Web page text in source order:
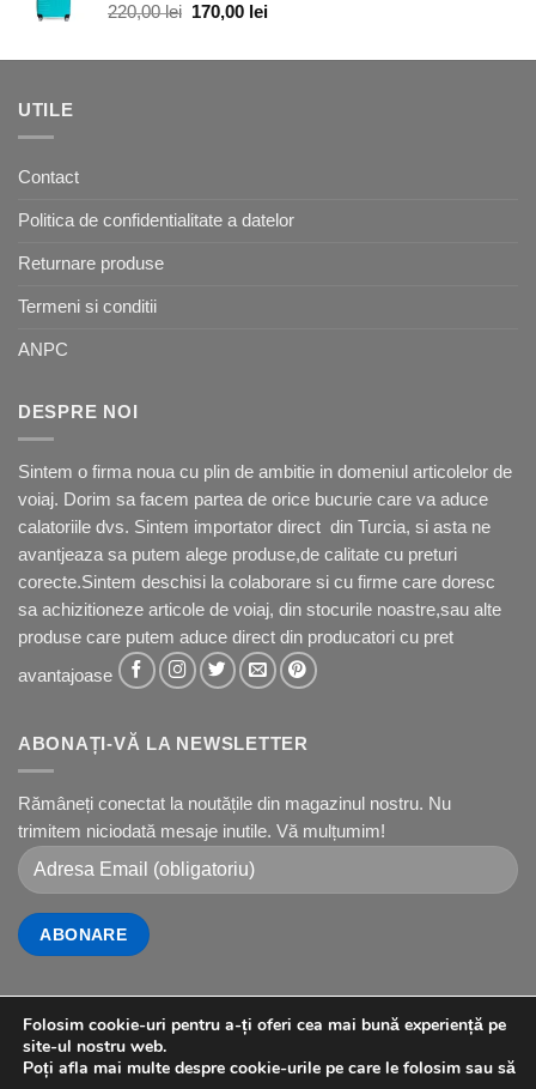
220,00lei Prețul
a
170,00 leiPrețul
este:
UTILE
Contact
Politica de confidentialitate a datelor
Returnare produse
Termeni si conditii
ANPC
DESPRE NOI
Sintem o firma noua cu plin de ambitie in domeniul articolelor de
voiaj. Dorim sa facem partea de orice bucurie care va aduce
calatoriile dvs. Sintem importator direct din Turcia, si asta ne
avantjeaza sa putem alege produse,de calitate cu preturi
corecte.Sintem deschisi la colaborare si cu firme care doresc
sa achizitioneze articole de voiaj, din stocurile noastre,sau alte
produse care putem aduce direct din producatori cu pret
avantajoase
ABONAȚI-VĂ LA NEWSLETTER
Rămâneți conectat la noutățile din magazinul nostru. Nu
trimitem niciodată mesaje inutile. Vă mulțumim!
Visa PayPal Stripe MasterCardCash
Folosim cookie-uri pentru a-ți oferi cea mai bună experiență pe
site-ul nostru web.
Poți afla mai multe despre cookie-urile pe care le folosim sau să